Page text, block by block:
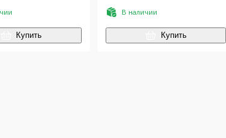
Купить
В наличии
Купить